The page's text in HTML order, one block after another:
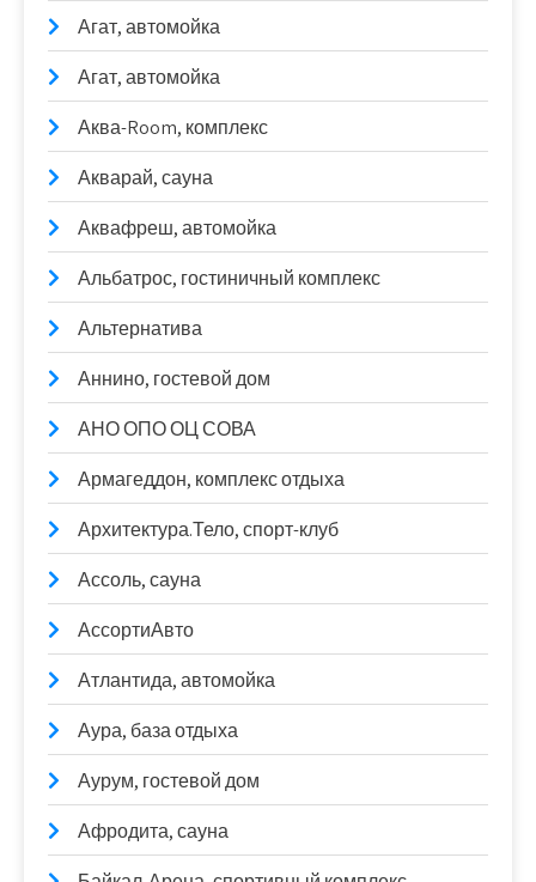
Агат, автомойка
Агат, автомойка
Аква-Room, комплекс
Акварай, сауна
Аквафреш, автомойка
Альбатрос, гостиничный комплекс
Альтернатива
Аннино, гостевой дом
АНО ОПО ОЦ СОВА
Армагеддон, комплекс отдыха
Архитектура.Тело, спорт-клуб
Ассоль, сауна
АссортиАвто
Атлантида, автомойка
Аура, база отдыха
Аурум, гостевой дом
Афродита, сауна